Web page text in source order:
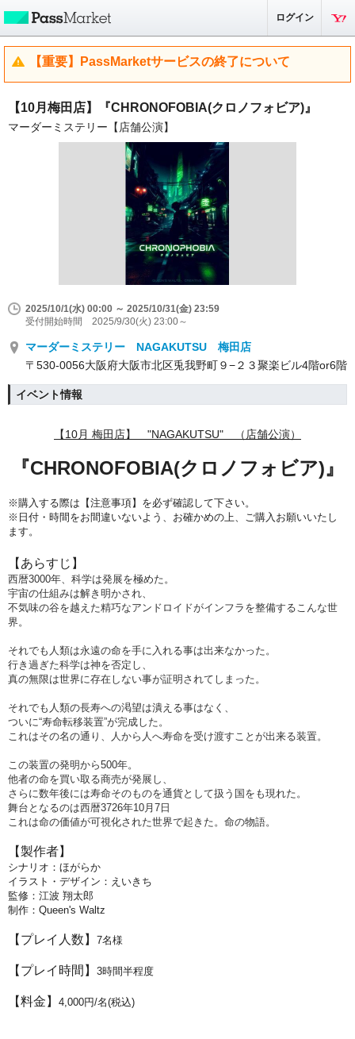
ログイン
【重要】PassMarketサービスの終了について
【10月梅田店】『CHRONOFOBIA(クロノフォビア)』
マーダーミステリー【店舗公演】
2025/10/1(水) 00:00 ～ 2025/10/31(金) 23:59
受付開始時間 2025/9/30(火) 23:00～
マーダーミステリー NAGAKUTSU 梅田店
〒530-0056大阪府大阪市北区兎我野町９−２３聚楽ビル4階or6階
イベント情報
【10月 梅田店】 "NAGAKUTSU" （店舗公演）
『CHRONOFOBIA(クロノフォビア)』
※購入する際は【注意事項】を必ず確認して下さい。
※日付・時間をお間違いないよう、 お確かめの上、ご購入お願いいたし
ます。
【あらすじ】
西暦3000年、科学は発展を極めた。
宇宙の仕組みは解き明かされ、
不気味の谷を越えた精巧なアンドロイドがインフラを整備するこんな世
界。
それでも人類は永遠の命を手に入れる事は出来なかった。
行き過ぎた科学は神を否定し、
真の無限は世界に存在しない事が証明されてしまった。
それでも人類の長寿への渇望は潰える事はなく、
ついに“寿命転移装置”が完成した。
これはその名の通り、人から人へ寿命を受け渡すことが出来る装置。
この装置の発明から500年。
他者の命を買い取る商売が発展し、
さらに数年後には寿命そのものを通貨として扱う国をも現れた。
舞台となるのは西暦3726年10月7日
これは命の価値が可視化された世界で起きた。命の物語。
【製作者】
シナリオ：ほがらか
イラスト・デザイン：えいきち
監修：江波 翔太郎
制作：Queen's Waltz
【プレイ人数】 7名様
【プレイ時間】 3時間半程度
【料金】 4,000円/名(税込)